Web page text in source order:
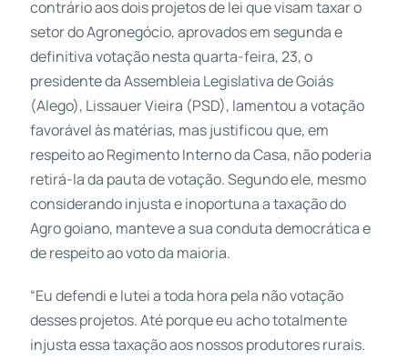
contrário aos dois projetos de lei que visam taxar o
setor do Agronegócio, aprovados em segunda e
definitiva votação nesta quarta-feira, 23, o
presidente da Assembleia Legislativa de Goiás
(Alego), Lissauer Vieira (PSD), lamentou a votação
favorável às matérias, mas justificou que, em
respeito ao Regimento Interno da Casa, não poderia
retirá-la da pauta de votação. Segundo ele, mesmo
considerando injusta e inoportuna a taxação do
Agro goiano, manteve a sua conduta democrática e
de respeito ao voto da maioria.
“Eu defendi e lutei a toda hora pela não votação
desses projetos. Até porque eu acho totalmente
injusta essa taxação aos nossos produtores rurais.